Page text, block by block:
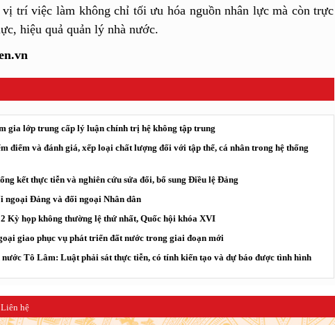
vị trí việc làm không chỉ tối ưu hóa nguồn nhân lực mà còn trực
hiệu quả quản lý nhà nước.
gia lớp trung cấp lý luận chính trị hệ không tập trung
điểm và đánh giá, xếp loại chất lượng đối với tập thể, cá nhân trong hệ thống
kết thực tiễn và nghiên cứu sửa đổi, bổ sung Điều lệ Đảng
ngoại Đảng và đối ngoại Nhân dân
Kỳ họp không thường lệ thứ nhất, Quốc hội khóa XVI
giao phục vụ phát triển đất nước trong giai đoạn mới
Tô Lâm: Luật phải sát thực tiễn, có tính kiến tạo và dự báo được tình hình
Liên hệ